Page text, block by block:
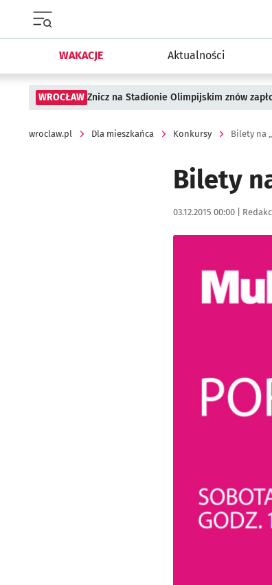
WAKACJE Aktualności
WROCŁAW Znicz na Stadionie Olimpijskim znów
wroclaw.pl Dla mieszkańca Konkursy Bilety na
Bilety
Data publikacji:
03.12.2015 00:00 | Autor: